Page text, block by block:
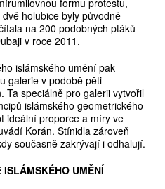
formu protestu,
holubice byly původně
na 200 podobných ptáků
v roce 2011.
islámského umění pak
galerie v podobě pěti
Ta speciálně pro galerii vytvořil
islámského geometrického
ideální proporce a míry ve
Korán. Stínidla zároveň
současně zakrývají i odhalují.
ISLÁMSKÉHO UMĚNÍ